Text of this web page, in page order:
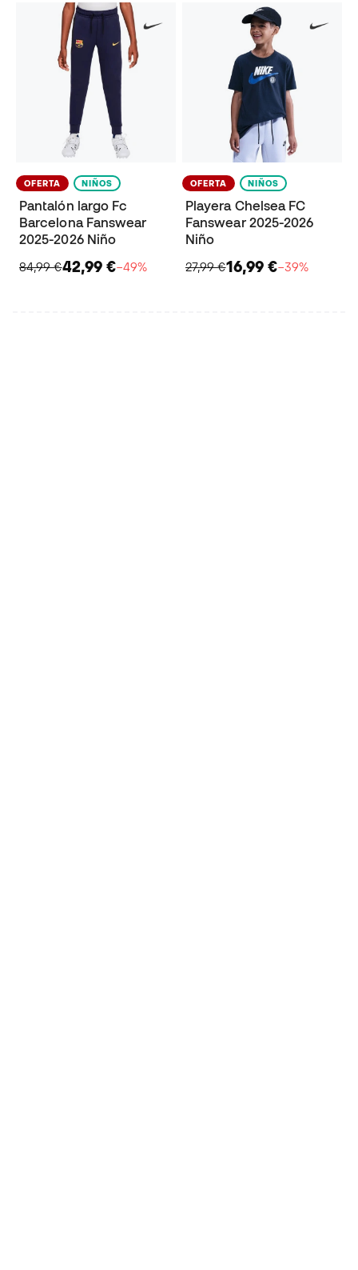
OFERTA NIÑOS
Pantalón largo Fc
Barcelona Fanswear
2025-2026 Niño
84,99 €42,99 €−49%
OFERTA NIÑOS
Playera Chelsea FC
Fanswear 2025-2026
Niño
27,99 €16,99 €−39%